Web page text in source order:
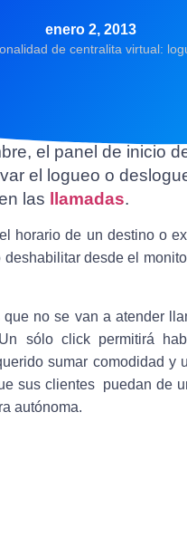
enero 2, 2013
de centralita virtual:
el panel de inicio
el logueo o
las
llamadas.
horario de un destino o
desde el
no se van a atender
sólo click permitirá
sumar comodidad
sus clientes puedan de
autónoma.